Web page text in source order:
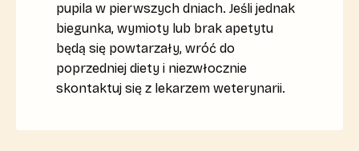
pupila w pierwszych dniach. Jeśli jednak
biegunka, wymioty lub brak apetytu
będą się powtarzały, wróć do
poprzedniej diety i niezwłocznie
skontaktuj się z lekarzem weterynarii.